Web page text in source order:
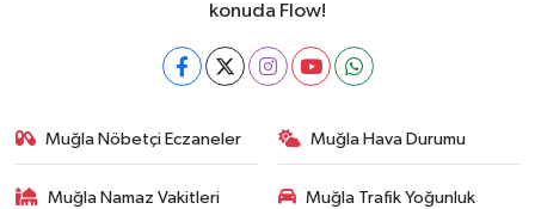
konuda Flow!
Muğla Nöbetçi Eczaneler Muğla Hava Durumu
Muğla Namaz Vakitleri
Muğla Trafik Yoğunluk